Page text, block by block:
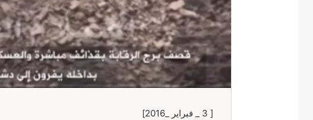
[ 3 _ فبراير _2016]